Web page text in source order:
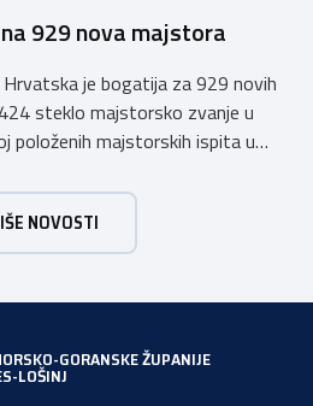
929 nova majstora
je bogatija za 929 novih
steklo majstorsko zvanje u
položenih majstorskih ispita u
majstor frizer, majstor
grijanja i klimatizacije te
Najveći broj navedenih
NOVOSTI
GORANSKE ŽUPANIJE
LOŠINJ